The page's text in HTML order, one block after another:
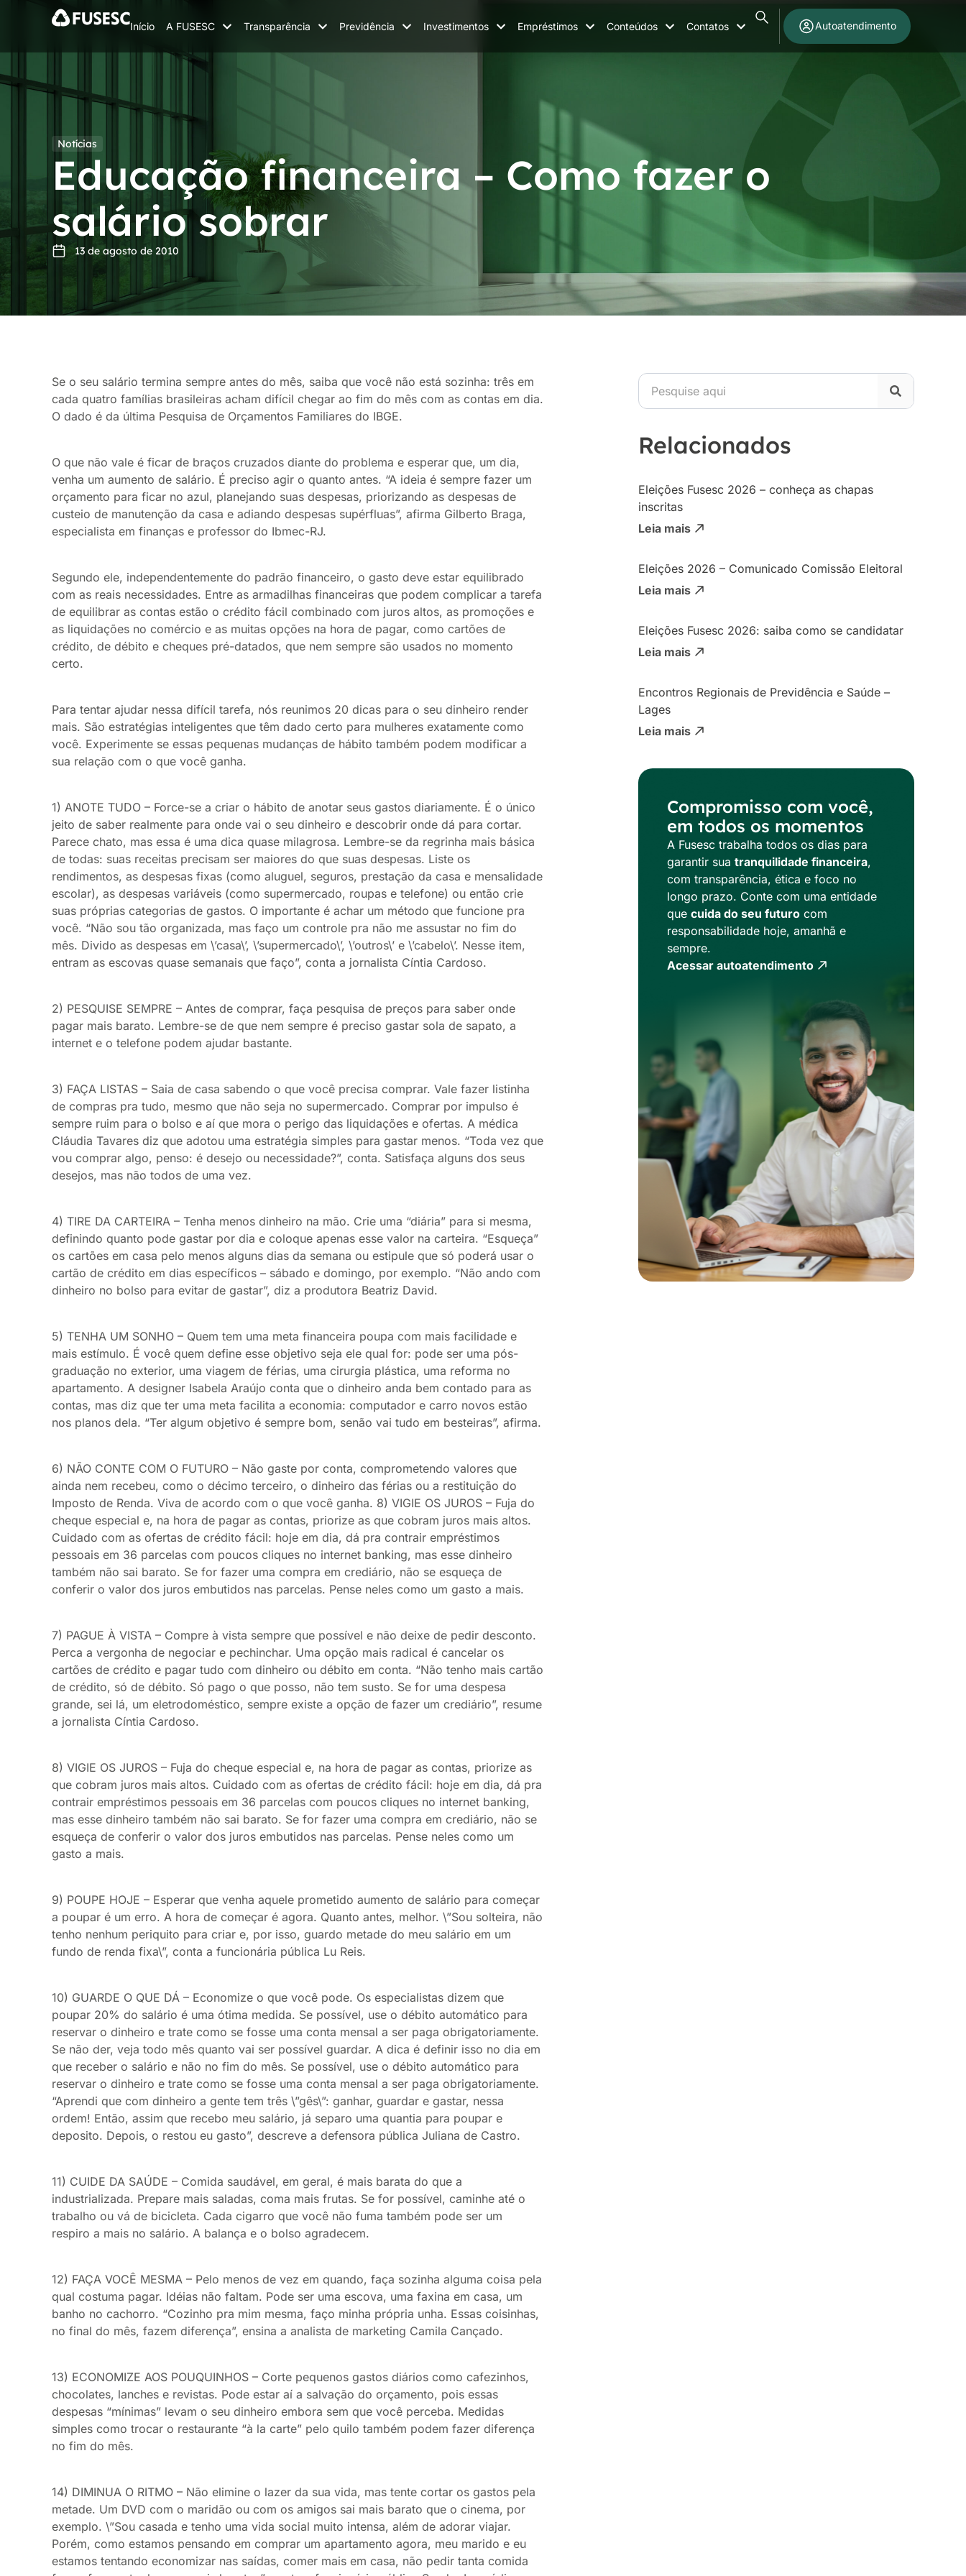
Início A FUSESC Transparência Previdência Investimentos Empréstimos Conteúdos Contatos Autoatendimento
Notícias
Educação financeira – Como fazer o
salário sobrar
13 de agosto de 2010
Se o seu salário termina sempre antes do mês, saiba que você não está sozinha: três em
cada quatro famílias brasileiras acham difícil chegar ao fim do mês com as contas em dia.
O dado é da última Pesquisa de Orçamentos Familiares do IBGE.
O que não vale é ficar de braços cruzados diante do problema e esperar que, um dia,
venha um aumento de salário. É preciso agir o quanto antes. “A ideia é sempre fazer um
orçamento para ficar no azul, planejando suas despesas, priorizando as despesas de
custeio de manutenção da casa e adiando despesas supérfluas”, afirma Gilberto Braga,
especialista em finanças e professor do Ibmec-RJ.
Segundo ele, independentemente do padrão financeiro, o gasto deve estar equilibrado
com as reais necessidades. Entre as armadilhas financeiras que podem complicar a tarefa
de equilibrar as contas estão o crédito fácil combinado com juros altos, as promoções e
as liquidações no comércio e as muitas opções na hora de pagar, como cartões de
crédito, de débito e cheques pré-datados, que nem sempre são usados no momento
certo.
Para tentar ajudar nessa difícil tarefa, nós reunimos 20 dicas para o seu dinheiro render
mais. São estratégias inteligentes que têm dado certo para mulheres exatamente como
você. Experimente se essas pequenas mudanças de hábito também podem modificar a
sua relação com o que você ganha.
1) ANOTE TUDO – Force-se a criar o hábito de anotar seus gastos diariamente. É o único
jeito de saber realmente para onde vai o seu dinheiro e descobrir onde dá para cortar.
Parece chato, mas essa é uma dica quase milagrosa. Lembre-se da regrinha mais básica
de todas: suas receitas precisam ser maiores do que suas despesas. Liste os
rendimentos, as despesas fixas (como aluguel, seguros, prestação da casa e mensalidade
escolar), as despesas variáveis (como supermercado, roupas e telefone) ou então crie
suas próprias categorias de gastos. O importante é achar um método que funcione pra
você. “Não sou tão organizada, mas faço um controle pra não me assustar no fim do
mês. Divido as despesas em \’casa\’, \’supermercado\’, \’outros\’ e \’cabelo\’. Nesse item,
entram as escovas quase semanais que faço”, conta a jornalista Cíntia Cardoso.
2) PESQUISE SEMPRE – Antes de comprar, faça pesquisa de preços para saber onde
pagar mais barato. Lembre-se de que nem sempre é preciso gastar sola de sapato, a
internet e o telefone podem ajudar bastante.
3) FAÇA LISTAS – Saia de casa sabendo o que você precisa comprar. Vale fazer listinha
de compras pra tudo, mesmo que não seja no supermercado. Comprar por impulso é
sempre ruim para o bolso e aí que mora o perigo das liquidações e ofertas. A médica
Cláudia Tavares diz que adotou uma estratégia simples para gastar menos. “Toda vez que
vou comprar algo, penso: é desejo ou necessidade?”, conta. Satisfaça alguns dos seus
desejos, mas não todos de uma vez.
4) TIRE DA CARTEIRA – Tenha menos dinheiro na mão. Crie uma “diária” para si mesma,
definindo quanto pode gastar por dia e coloque apenas esse valor na carteira. “Esqueça”
os cartões em casa pelo menos alguns dias da semana ou estipule que só poderá usar o
cartão de crédito em dias específicos – sábado e domingo, por exemplo. “Não ando com
dinheiro no bolso para evitar de gastar”, diz a produtora Beatriz David.
5) TENHA UM SONHO – Quem tem uma meta financeira poupa com mais facilidade e
mais estímulo. É você quem define esse objetivo seja ele qual for: pode ser uma pós-
graduação no exterior, uma viagem de férias, uma cirurgia plástica, uma reforma no
apartamento. A designer Isabela Araújo conta que o dinheiro anda bem contado para as
contas, mas diz que ter uma meta facilita a economia: computador e carro novos estão
nos planos dela. “Ter algum objetivo é sempre bom, senão vai tudo em besteiras”, afirma.
6) NÃO CONTE COM O FUTURO – Não gaste por conta, comprometendo valores que
ainda nem recebeu, como o décimo terceiro, o dinheiro das férias ou a restituição do
Imposto de Renda. Viva de acordo com o que você ganha. 8) VIGIE OS JUROS – Fuja do
cheque especial e, na hora de pagar as contas, priorize as que cobram juros mais altos.
Cuidado com as ofertas de crédito fácil: hoje em dia, dá pra contrair empréstimos
pessoais em 36 parcelas com poucos cliques no internet banking, mas esse dinheiro
também não sai barato. Se for fazer uma compra em crediário, não se esqueça de
conferir o valor dos juros embutidos nas parcelas. Pense neles como um gasto a mais.
7) PAGUE À VISTA – Compre à vista sempre que possível e não deixe de pedir desconto.
Perca a vergonha de negociar e pechinchar. Uma opção mais radical é cancelar os
cartões de crédito e pagar tudo com dinheiro ou débito em conta. “Não tenho mais cartão
de crédito, só de débito. Só pago o que posso, não tem susto. Se for uma despesa
grande, sei lá, um eletrodoméstico, sempre existe a opção de fazer um crediário”, resume
a jornalista Cíntia Cardoso.
8) VIGIE OS JUROS – Fuja do cheque especial e, na hora de pagar as contas, priorize as
que cobram juros mais altos. Cuidado com as ofertas de crédito fácil: hoje em dia, dá pra
contrair empréstimos pessoais em 36 parcelas com poucos cliques no internet banking,
mas esse dinheiro também não sai barato. Se for fazer uma compra em crediário, não se
esqueça de conferir o valor dos juros embutidos nas parcelas. Pense neles como um
gasto a mais.
9) POUPE HOJE – Esperar que venha aquele prometido aumento de salário para começar
a poupar é um erro. A hora de começar é agora. Quanto antes, melhor. \”Sou solteira, não
tenho nenhum periquito para criar e, por isso, guardo metade do meu salário em um
fundo de renda fixa\”, conta a funcionária pública Lu Reis.
10) GUARDE O QUE DÁ – Economize o que você pode. Os especialistas dizem que
poupar 20% do salário é uma ótima medida. Se possível, use o débito automático para
reservar o dinheiro e trate como se fosse uma conta mensal a ser paga obrigatoriamente.
Se não der, veja todo mês quanto vai ser possível guardar. A dica é definir isso no dia em
que receber o salário e não no fim do mês. Se possível, use o débito automático para
reservar o dinheiro e trate como se fosse uma conta mensal a ser paga obrigatoriamente.
“Aprendi que com dinheiro a gente tem três \”gês\”: ganhar, guardar e gastar, nessa
ordem! Então, assim que recebo meu salário, já separo uma quantia para poupar e
deposito. Depois, o restou eu gasto”, descreve a defensora pública Juliana de Castro.
11) CUIDE DA SAÚDE – Comida saudável, em geral, é mais barata do que a
industrializada. Prepare mais saladas, coma mais frutas. Se for possível, caminhe até o
trabalho ou vá de bicicleta. Cada cigarro que você não fuma também pode ser um
respiro a mais no salário. A balança e o bolso agradecem.
12) FAÇA VOCÊ MESMA – Pelo menos de vez em quando, faça sozinha alguma coisa pela
qual costuma pagar. Idéias não faltam. Pode ser uma escova, uma faxina em casa, um
banho no cachorro. “Cozinho pra mim mesma, faço minha própria unha. Essas coisinhas,
no final do mês, fazem diferença”, ensina a analista de marketing Camila Cançado.
13) ECONOMIZE AOS POUQUINHOS – Corte pequenos gastos diários como cafezinhos,
chocolates, lanches e revistas. Pode estar aí a salvação do orçamento, pois essas
despesas “mínimas” levam o seu dinheiro embora sem que você perceba. Medidas
simples como trocar o restaurante “à la carte” pelo quilo também podem fazer diferença
no fim do mês.
14) DIMINUA O RITMO – Não elimine o lazer da sua vida, mas tente cortar os gastos pela
metade. Um DVD com o maridão ou com os amigos sai mais barato que o cinema, por
exemplo. \”Sou casada e tenho uma vida social muito intensa, além de adorar viajar.
Porém, como estamos pensando em comprar um apartamento agora, meu marido e eu
estamos tentando economizar nas saídas, comer mais em casa, não pedir tanta comida
Relacionados
Eleições Fusesc 2026 – conheça as chapas
inscritas
Leia mais
Eleições 2026 – Comunicado Comissão Eleitoral
Leia mais
Eleições Fusesc 2026: saiba como se candidatar
Leia mais
Encontros Regionais de Previdência e Saúde –
Lages
Leia mais
Compromisso com você,
em todos os momentos
A Fusesc trabalha todos os dias para
garantir sua tranquilidade financeira,
com transparência, ética e foco no
longo prazo. Conte com uma entidade
que cuida do seu futuro com
responsabilidade hoje, amanhã e
sempre.
Acessar autoatendimento